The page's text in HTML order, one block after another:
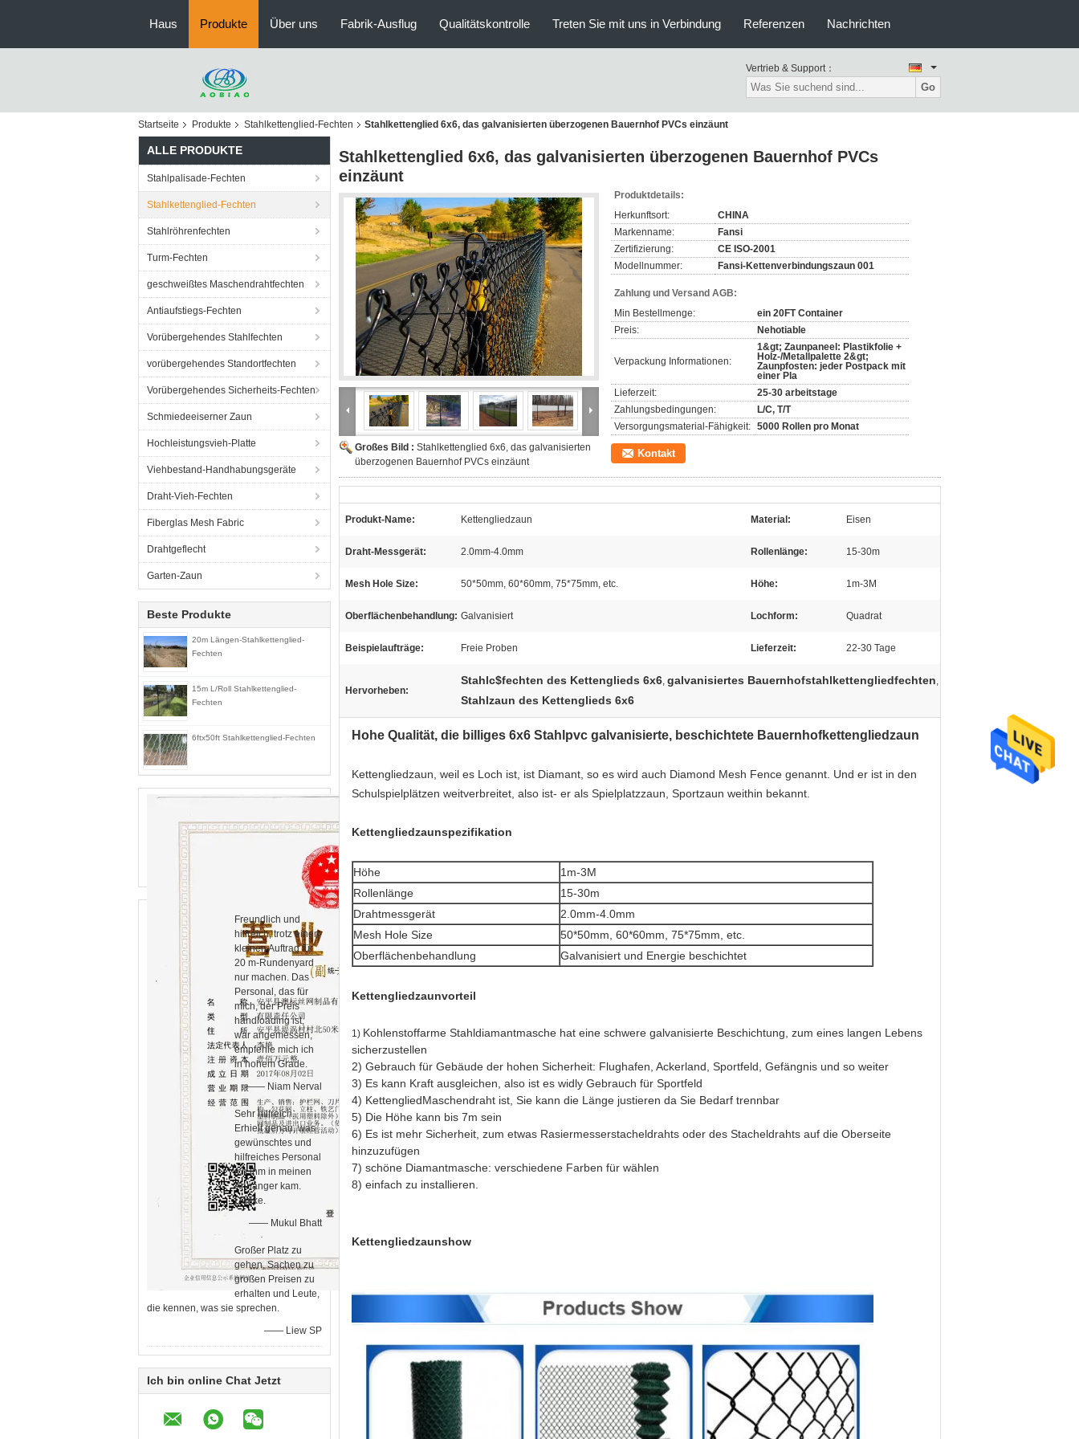
Haus Produkte Über uns Fabrik-Ausflug Qualitätskontrolle Treten Sie mit uns in Verbindung Referenzen Nachrichten
Vertrieb & Support：
Go
Startseite Produkte Stahlkettenglied-Fechten Stahlkettenglied 6x6, das galvanisierten überzogenen Bauernhof PVCs einzäunt
ALLE PRODUKTE
Stahlpalisade-Fechten
Stahlkettenglied-Fechten
Stahlröhrenfechten
Turm-Fechten
geschweißtes Maschendrahtfechten
Antiaufstiegs-Fechten
Vorübergehendes Stahlfechten
vorübergehendes Standortfechten
Vorübergehendes Sicherheits-Fechten
Schmiedeeiserner Zaun
Hochleistungsvieh-Platte
Viehbestand-Handhabungsgeräte
Draht-Vieh-Fechten
Fiberglas Mesh Fabric
Drahtgeflecht
Garten-Zaun
Beste Produkte
20m Längen-Stahlkettenglied-
Fechten
15m L/Roll Stahlkettenglied-
Fechten
6ftx50ft Stahlkettenglied-Fechten
Freundlich und
hilfreich, trotz einen
kleinen Auftrag für
20 m-Rundenyard
nur machen. Das
Personal, das für
mich, der Preis
handloading ist,
war angemessen,
empfehle mich ich
in hohem Grade.
—— Niam Nerval
Sehr hilfreich.
Erhielt genau, was
gewünschtes und
hilfreiches Personal
ich ihm in meinen
Anhänger kam.
Danke.
—— Mukul Bhatt
Großer Platz zu
gehen, Sachen zu
großen Preisen zu
erhalten und Leute,
die kennen, was sie sprechen.
—— Liew SP
Ich bin online Chat Jetzt
Stahlkettenglied 6x6, das galvanisierten überzogenen Bauernhof PVCs
einzäunt
Großes Bild : Stahlkettenglied 6x6, das galvanisierten
überzogenen Bauernhof PVCs einzäunt
Produktdetails:
Herkunftsort:
CHINA
Markenname:
Fansi
Zertifizierung:
CE ISO-2001
Modellnummer:
Fansi-Kettenverbindungszaun 001
Zahlung und Versand AGB:
Min Bestellmenge:
ein 20FT Container
Preis:
Nehotiable
Verpackung Informationen:
1&gt; Zaunpaneel: Plastikfolie +
Holz-/Metallpalette 2&gt;
Zaunpfosten: jeder Postpack mit
einer Pla
Lieferzeit:
25-30 arbeitstage
Zahlungsbedingungen:
L/C, T/T
Versorgungsmaterial-Fähigkeit: 5000 Rollen pro Monat
Kontakt
Produkt-Name: Kettengliedzaun Material: Eisen
Draht-Messgerät: 2.0mm-4.0mm Rollenlänge: 15-30m
Mesh Hole Size: 50*50mm, 60*60mm, 75*75mm, etc. Höhe: 1m-3M
Oberflächenbehandlung: Galvanisiert Lochform: Quadrat
Beispielaufträge: Freie Proben Lieferzeit: 22-30 Tage
Hervorheben:
Stahlc$fechten des Kettenglieds 6x6, galvanisiertes Bauernhofstahlkettengliedfechten,
Stahlzaun des Kettenglieds 6x6
Hohe Qualität, die billiges 6x6 Stahlpvc galvanisierte, beschichtete Bauernhofkettengliedzaun
Kettengliedzaun, weil es Loch ist, ist Diamant, so es wird auch Diamond Mesh Fence genannt. Und er ist in den
Schulspielplätzen weitverbreitet, also ist- er als Spielplatzzaun, Sportzaun weithin bekannt.
Kettengliedzaunspezifikation
Höhe
1m-3M
Rollenlänge
15-30m
Drahtmessgerät
2.0mm-4.0mm
Mesh Hole Size
50*50mm, 60*60mm, 75*75mm, etc.
Oberflächenbehandlung
Galvanisiert und Energie beschichtet
Kettengliedzaunvorteil
1) Kohlenstoffarme Stahldiamantmasche hat eine schwere galvanisierte Beschichtung, zum eines langen Lebens
sicherzustellen
2) Gebrauch für Gebäude der hohen Sicherheit: Flughafen, Ackerland, Sportfeld, Gefängnis und so weiter
3) Es kann Kraft ausgleichen, also ist es widly Gebrauch für Sportfeld
4) KettengliedMaschendraht ist, Sie kann die Länge justieren da Sie Bedarf trennbar
5) Die Höhe kann bis 7m sein
6) Es ist mehr Sicherheit, zum etwas Rasiermesserstacheldrahts oder des Stacheldrahts auf die Oberseite
hinzuzufügen
7) schöne Diamantmasche: verschiedene Farben für wählen
8) einfach zu installieren.
Kettengliedzaunshow